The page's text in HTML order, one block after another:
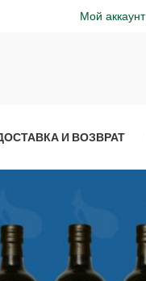
Мой аккаунт
И ВОЗВРАТ